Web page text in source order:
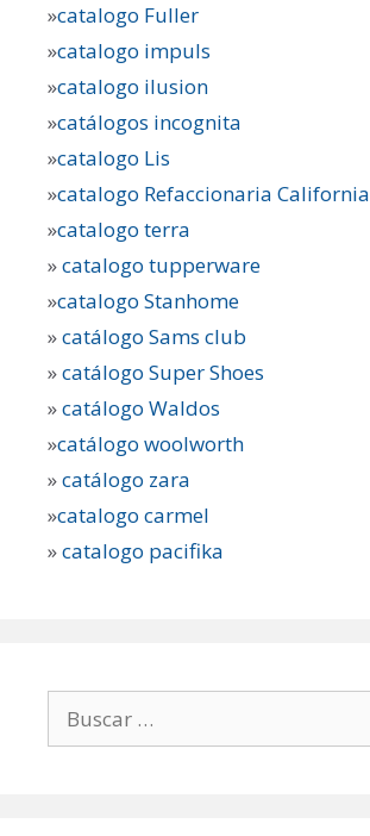
»catalogo Fuller
»catalogo impuls
»catalogo ilusion
»catálogos incognita
»catalogo Lis
»catalogo Refaccionaria California
»catalogo terra
»catalogo tupperware
»catalogo Stanhome
»catálogo Sams club
»catálogo Super Shoes
»catálogo Waldos
»catálogo woolworth
»catálogo zara
»catalogo carmel
»catalogo pacifika